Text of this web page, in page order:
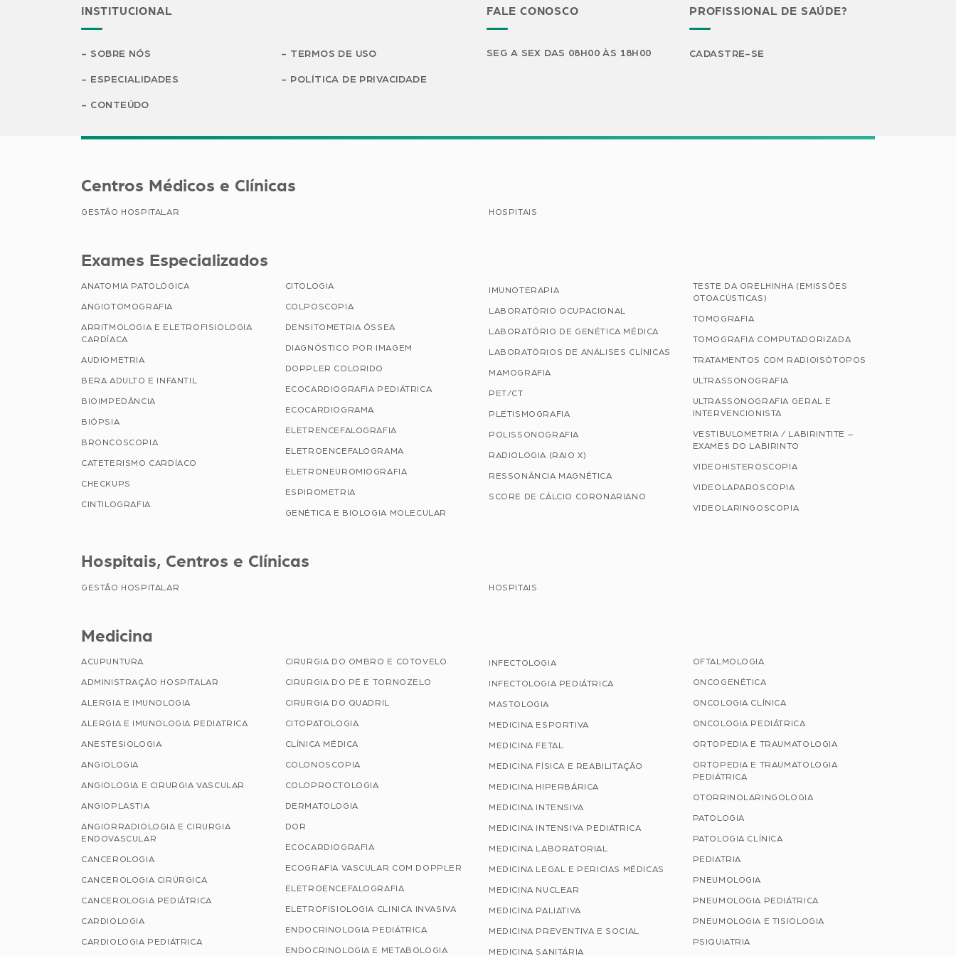
INSTITUCIONAL
SOBRE NÓS
ESPECIALIDADES
CONTEÚDO
TERMOS DE USO
POLÍTICA DE PRIVACIDADE
FALE CONOSCO
SEG A SEX DAS 08H00 ÀS 18H00
PROFISSIONAL DE SAÚDE?
CADASTRE-SE
Centros Médicos e Clínicas
GESTÃO HOSPITALAR HOSPITAIS
Exames Especializados
ANATOMIA PATOLÓGICA
ANGIOTOMOGRAFIA
ARRITMOLOGIA E ELETROFISIOLOGIA
CARDÍACA
AUDIOMETRIA
BERA ADULTO E INFANTIL
BIOIMPEDÂNCIA
BIÓPSIA
BRONCOSCOPIA
CATETERISMO CARDÍACO
CHECKUPS
CINTILOGRAFIA
CITOLOGIA
COLPOSCOPIA
DENSITOMETRIA ÓSSEA
DIAGNÓSTICO POR IMAGEM
DOPPLER COLORIDO
ECOCARDIOGRAFIA PEDIÁTRICA
ECOCARDIOGRAMA
ELETRENCEFALOGRAFIA
ELETROENCEFALOGRAMA
ELETRONEUROMIOGRAFIA
ESPIROMETRIA
GENÉTICA E BIOLOGIA MOLECULAR
IMUNOTERAPIA
LABORATÓRIO OCUPACIONAL
LABORATÓRIO DE GENÉTICA MÉDICA
LABORATÓRIOS DE ANÁLISES CLÍNICAS
MAMOGRAFIA
PET/CT
PLETISMOGRAFIA
POLISSONOGRAFIA
RADIOLOGIA (RAIO X)
RESSONÂNCIA MAGNÉTICA
SCORE DE CÁLCIO CORONARIANO
TESTE DA ORELHINHA (EMISSÕES
OTOACÚSTICAS)
TOMOGRAFIA
TOMOGRAFIA COMPUTADORIZADA
TRATAMENTOS COM RADIOISÓTOPOS
ULTRASSONOGRAFIA
ULTRASSONOGRAFIA GERAL E
INTERVENCIONISTA
VESTIBULOMETRIA / LABIRINTITE –
EXAMES DO LABIRINTO
VIDEOHISTEROSCOPIA
VIDEOLAPAROSCOPIA
VIDEOLARINGOSCOPIA
Hospitais, Centros e Clínicas
GESTÃO HOSPITALAR HOSPITAIS
Medicina
ACUPUNTURA
ADMINISTRAÇÃO HOSPITALAR
ALERGIA E IMUNOLOGIA
ALERGIA E IMUNOLOGIA PEDIATRICA
ANESTESIOLOGIA
ANGIOLOGIA
ANGIOLOGIA E CIRURGIA VASCULAR
ANGIOPLASTIA
ANGIORRADIOLOGIA E CIRURGIA
ENDOVASCULAR
CANCEROLOGIA
CANCEROLOGIA CIRÚRGICA
CANCEROLOGIA PEDIÁTRICA
CARDIOLOGIA
CARDIOLOGIA PEDIÁTRICA
CIRURGIA DO OMBRO E COTOVELO
CIRURGIA DO PÉ E TORNOZELO
CIRURGIA DO QUADRIL
CITOPATOLOGIA
CLÍNICA MÉDICA
COLONOSCOPIA
COLOPROCTOLOGIA
DERMATOLOGIA
DOR
ECOCARDIOGRAFIA
ECOGRAFIA VASCULAR COM DOPPLER
ELETROENCEFALOGRAFIA
ELETROFISIOLOGIA CLINICA INVASIVA
ENDOCRINOLOGIA PEDIÁTRICA
ENDOCRINOLOGIA E METABOLOGIA
INFECTOLOGIA
INFECTOLOGIA PEDIÁTRICA
MASTOLOGIA
MEDICINA ESPORTIVA
MEDICINA FETAL
MEDICINA FÍSICA E REABILITAÇÃO
MEDICINA HIPERBÁRICA
MEDICINA INTENSIVA
MEDICINA INTENSIVA PEDIÁTRICA
MEDICINA LABORATORIAL
MEDICINA LEGAL E PERICIAS MÉDICAS
MEDICINA NUCLEAR
MEDICINA PALIATIVA
MEDICINA PREVENTIVA E SOCIAL
MEDICINA SANITÁRIA
OFTALMOLOGIA
ONCOGENÉTICA
ONCOLOGIA CLÍNICA
ONCOLOGIA PEDIÁTRICA
ORTOPEDIA E TRAUMATOLOGIA
ORTOPEDIA E TRAUMATOLOGIA
PEDIÁTRICA
OTORRINOLARINGOLOGIA
PATOLOGIA
PATOLOGIA CLÍNICA
PEDIATRIA
PNEUMOLOGIA
PNEUMOLOGIA PEDIÁTRICA
PNEUMOLOGIA E TISIOLOGIA
PSIQUIATRIA